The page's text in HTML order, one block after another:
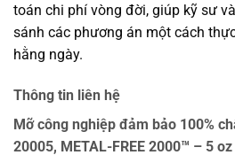
toán chi phí vòng đời, giúp kỹ sư
sánh các phương án một cách
hằng ngày.
Thông tin liên hệ
Mỡ công nghiệp đảm bảo 100%
20005, METAL-FREE 2000™ – 5